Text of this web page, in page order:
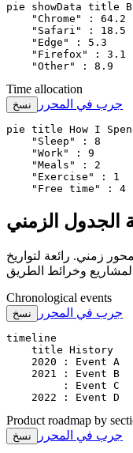
pie showData title
    "Chrome" : 64.2
    "Safari" : 18.5
    "Edge" : 5.3
    "Firefox" : 3.1
    "Other" : 8.9
Time allocation
نسخ جرب في المحرر
pie title How I
    "Sleep" : 8
    "Work" : 9
    "Meals" : 2
    "Exercise" : 1
    "Free time" : 4
الجدول الزمني
زمني. رائعة لتواريخ
Chronological events
نسخ جرب في المحرر
timeline
    title History
    2020 : Event A
    2021 : Event B
         : Event C
    2022 : Event D
Product roadmap by
نسخ جرب في المحرر